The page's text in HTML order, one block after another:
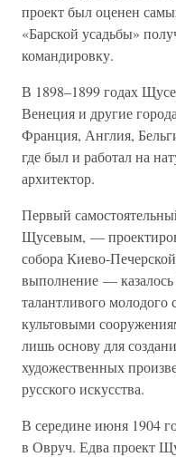
проект был оценен
«Барской усадьбы»
командировку.
В 1898–1899 годах
Венеция и другие
Франция, Англия,
где был и работал на
архитектор.
Первый
Щусевым, —
собора Киево-
выполнение —
талантливого молодого
культовыми
лишь основу для
художественных
русского искусства.
В середине июня 1904
в Овруч. Едва проект